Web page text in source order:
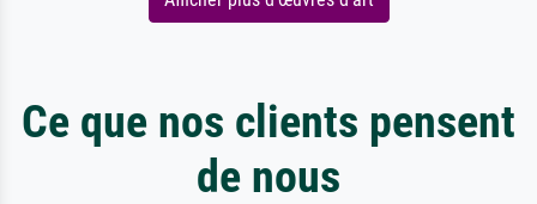
Ce que nos clients pensent
de nous